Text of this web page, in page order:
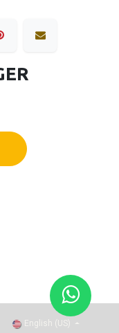
English (US)